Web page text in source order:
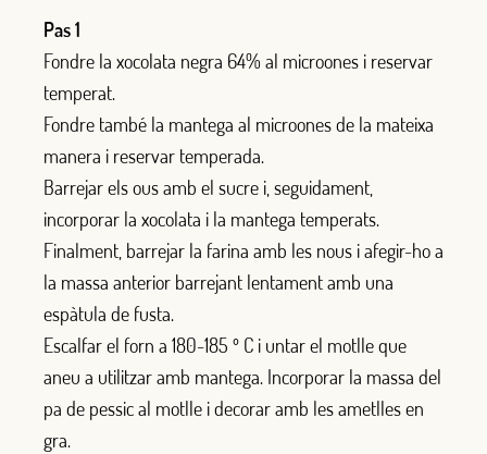
Pas 1
Fondre la xocolata negra 64% al microones i reservar
temperat.
Fondre també la mantega al microones de la mateixa
manera i reservar temperada.
Barrejar els ous amb el sucre i, seguidament,
incorporar la xocolata i la mantega temperats.
Finalment, barrejar la farina amb les nous i afegir-ho a
la massa anterior barrejant lentament amb una
espàtula de fusta.
Escalfar el forn a 180-185 º C i untar el motlle que
aneu a utilitzar amb mantega. Incorporar la massa del
pa de pessic al motlle i decorar amb les ametlles en
gra.